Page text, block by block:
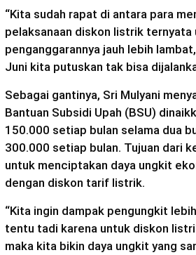
“Kita sudah rapat di antara para
pelaksanaan diskon listrik ternyata
penganggarannya jauh lebih
Juni kita putuskan tak bisa
Sebagai gantinya, Sri Mulyani
Bantuan Subsidi Upah (BSU)
150.000 setiap bulan selama dua
300.000 setiap bulan. Tujuan dari
untuk menciptakan daya ungkit
dengan diskon tarif listrik.
“Kita ingin dampak pengungkit
tentu tadi karena untuk diskon
maka kita bikin daya ungkit yang